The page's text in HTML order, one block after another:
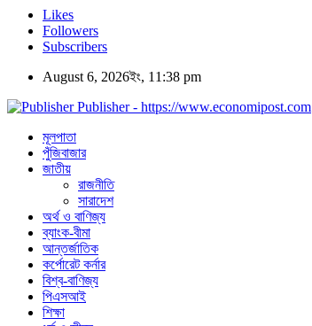
Likes
Followers
Subscribers
August 6, 2026ইং, 11:38 pm
Publisher - https://www.economipost.com
মূলপাতা
পুঁজিবাজার
জাতীয়
রাজনীতি
সারাদেশ
অর্থ ও বাণিজ্য
ব্যাংক-বীমা
আন্তর্জাতিক
কর্পোরেট কর্নার
বিশ্ব-বাণিজ্য
পিএসআই
শিক্ষা